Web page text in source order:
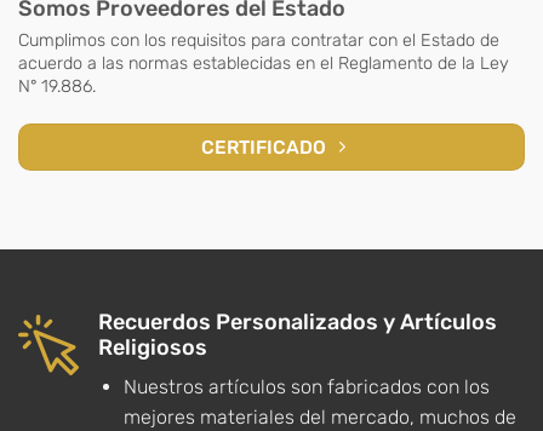
Somos Proveedores del Estado
Cumplimos con los requisitos para contratar con el Estado de
acuerdo a las normas establecidas en el Reglamento de la Ley
N° 19.886.
CERTIFICADO
Recuerdos Personalizados y Artículos
Religiosos
Nuestros artículos son fabricados con los
mejores materiales del mercado, muchos de